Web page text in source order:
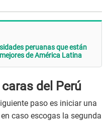
peruanas que están
de América Latina
del Perú
paso es iniciar una
caso escogas la segunda